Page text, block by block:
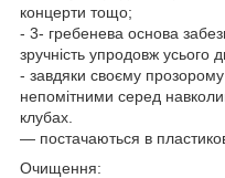
концерти тощо;
- 3- гребенева основа
зручність упродовж усього
- завдяки своєму
непомітними серед
клубах.
— постачаються в
Очищення: